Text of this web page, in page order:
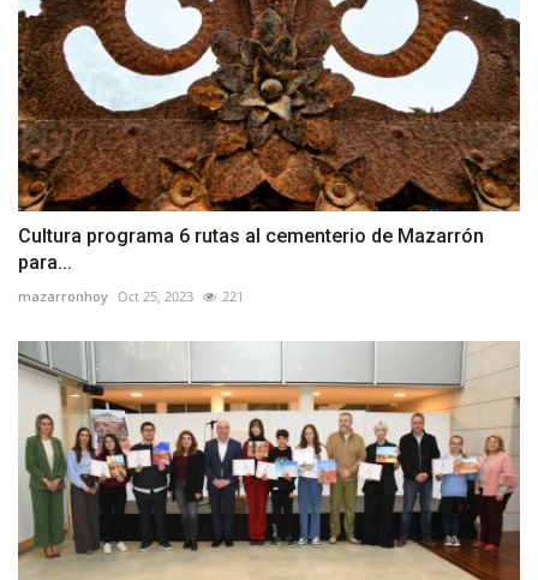
Cultura programa 6 rutas al cementerio de Mazarrón
para...
mazarronhoy Oct 25, 2023 221